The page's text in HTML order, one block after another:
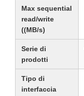
Max sequential
read/write
((MB/s)
Serie di
prodotti
Tipo di
interfaccia